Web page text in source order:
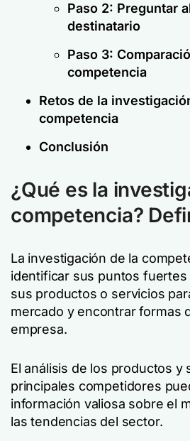
Paso 2: Preguntar
destinatario
Paso 3:
competencia
Retos de la
competencia
Conclusión
¿Qué es la
competencia?
La investigación de la
identificar sus puntos fuertes
sus productos o servicios
mercado y encontrar formas
empresa.
El análisis de los productos y
principales competidores
información valiosa sobre el
las tendencias del sector.